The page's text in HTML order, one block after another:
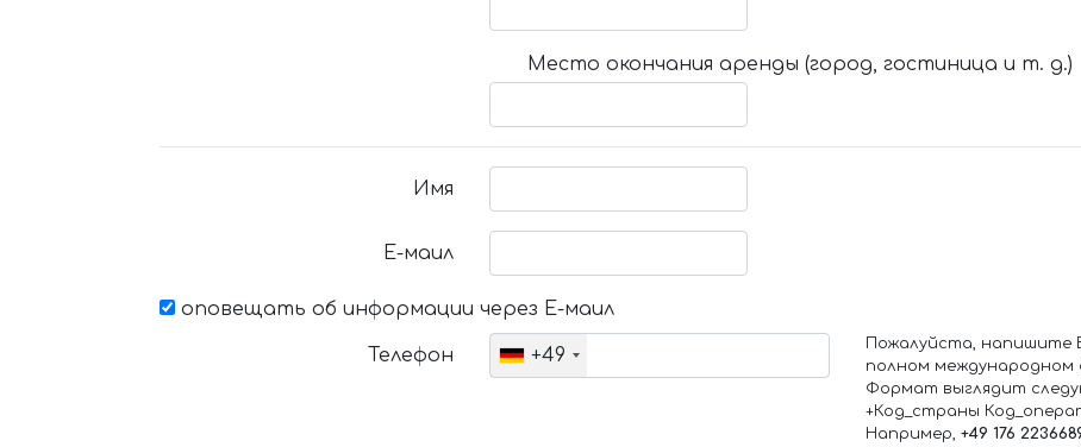
Место окончания аренды (город, гостиница и т. д.)
Имя
Е-маил
оповещать об информации через Е-маил
Телефон +49
Пожалуйста, напишите
полном международном
Формат выглядит
+Код_страны
Например, +49 176